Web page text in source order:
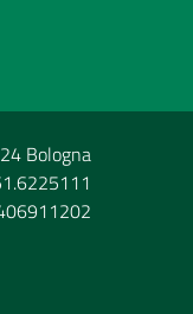
Bologna